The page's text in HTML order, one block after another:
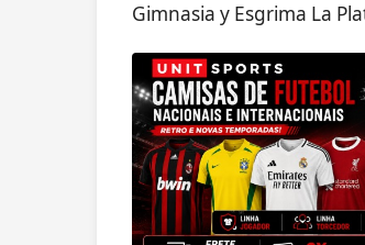
Gimnasia y Esgrima La